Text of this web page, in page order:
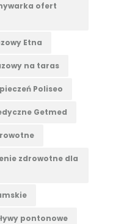
ofert
Etna
na taras
Poliseo
Getmed
zdrowotne dla
pontonowe